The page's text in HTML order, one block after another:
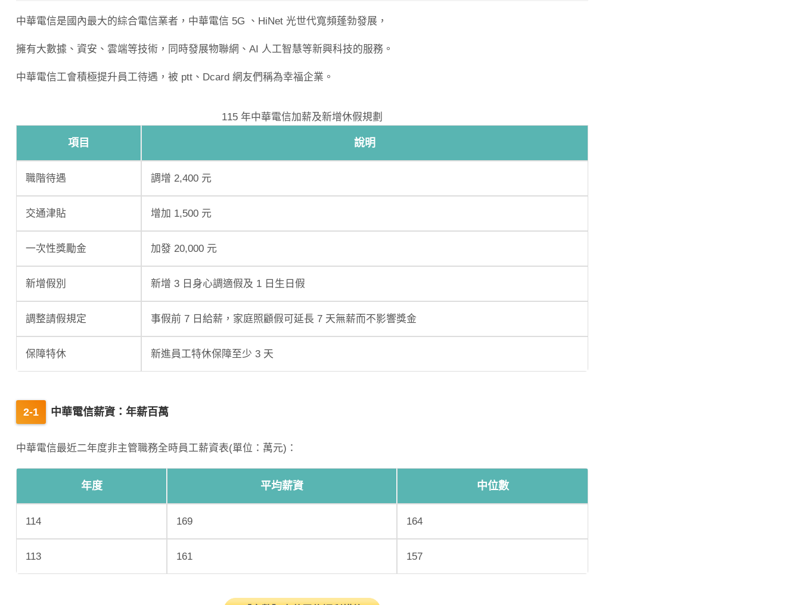
中華電信是國內最大的綜合電信業者，中華電信 5G 、HiNet 光世代寬頻蓬勃發展，
擁有大數據、資安、雲端等技術，同時發展物聯網、AI 人工智慧等新興科技的服務。
中華電信工會積極提升員工待遇，被 ptt、Dcard 網友們稱為幸福企業。
115 年中華電信加薪及新增休假規劃
項目 說明
職階待遇 調增 2,400 元
交通津貼 增加 1,500 元
一次性獎勵金 加發 20,000 元
新增假別 新增 3 日身心調適假及 1 日生日假
調整請假規定 事假前 7 日給薪，家庭照顧假可延長 7 天無薪而不影響獎金
保障特休 新進員工特休保障至少 3 天
中華電信薪資：年薪百萬
中華電信最近二年度非主管職務全時員工薪資表(單位：萬元)：
年度 平均薪資 中位數
114 169 164
113 161 157